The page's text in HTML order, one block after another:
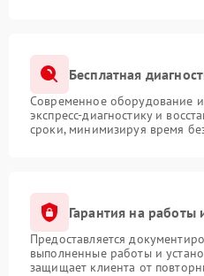
Бесплатная
Современное оборудование
экспресс-диагностику и
сроки, минимизируя время
Гарантия на работы
Предоставляется
выполненные работы и
защищает клиента от